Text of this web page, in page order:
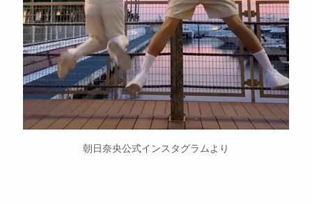
朝日奈央公式インスタグラムより